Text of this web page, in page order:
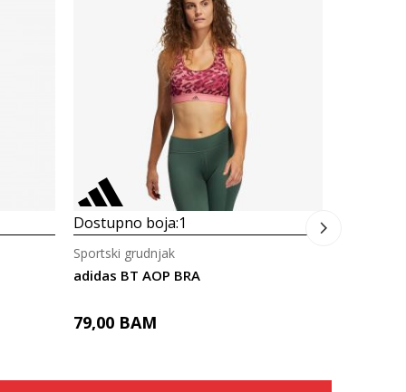
Dostupno boja:1
adidas BT AOP BRA
Sportski grudnjak
79,00 BAM